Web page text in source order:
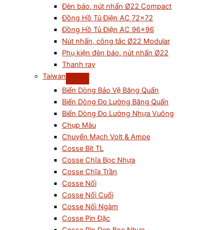
Đèn báo, nút nhấn Ø22 Compact
Đồng Hồ Tủ Điện AC 72×72
Đồng Hồ Tủ Điện AC 96×96
Nút nhấn, công tắc Ø22 Modular
Phụ kiện đèn báo, nút nhấn Ø22
Thanh ray
Taiwan
Biến Dòng Bảo Vệ Băng Quấn
Biến Dòng Đo Lường Băng Quấn
Biến Dòng Đo Lường Nhựa Vuông
Chụp Màu
Chuyển Mạch Volt & Ampe
Cosse Bít TL
Cosse Chĩa Bọc Nhựa
Cosse Chĩa Trần
Cosse Nối
Cosse Nối Cuối
Cosse Nối Ngàm
Cosse Pin Đặc